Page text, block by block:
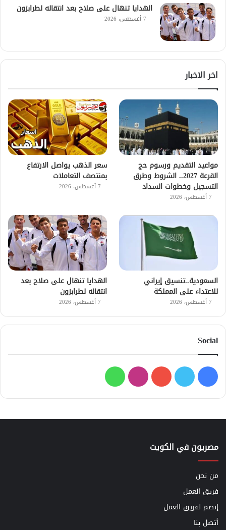
الهدايا تنهال على صلاح بعد انتقاله لطرابزون
7 أغسطس، 2026
اخر الاخبار
مواعيد التقديم ورسوم حج
القرعة 2027.. الشروط وطرق
التسجيل وخطوات السداد
7 أغسطس، 2026
سعر الذهب يواصل الارتفاع
بمنتصف التعاملات
7 أغسطس، 2026
السعودية..تنسيق إيراني
للاعتداء على المملكة
7 أغسطس، 2026
الهدايا تنهال على صلاح بعد
انتقاله لطرابزون
7 أغسطس، 2026
Social
فيسبوك
تويتر يوتيوبانستقرامواتساب
مصريون في الكويت
من نحن
فريق العمل
إنضم لفريق العمل
أتصل بنا